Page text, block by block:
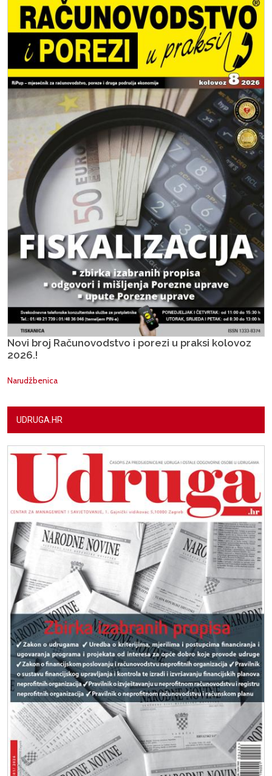
Novi broj Računovodstvo i porezi u praksi kolovoz
2026.!
Narudžbenica
UDRUGA.HR